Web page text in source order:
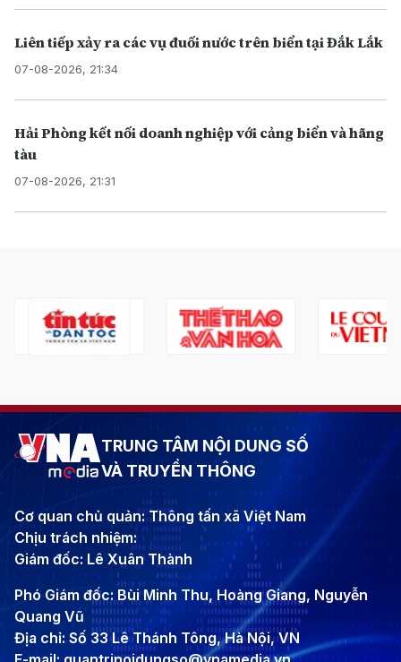
Liên tiếp xảy ra các vụ đuối nước trên biển tại Đắk Lắk
07-08-2026, 21:34
Hải Phòng kết nối doanh nghiệp với cảng biển và hãng
tàu
07-08-2026, 21:31
TRUNG TÂM NỘI DUNG SỐ
VÀ TRUYỀN THÔNG
Cơ quan chủ quản: Thông tấn xã Việt Nam
Chịu trách nhiệm:
Giám đốc: Lê Xuân Thành
Phó Giám đốc: Bùi Minh Thu, Hoàng Giang, Nguyễn
Quang Vũ
Địa chỉ: Số 33 Lê Thánh Tông, Hà Nội, VN